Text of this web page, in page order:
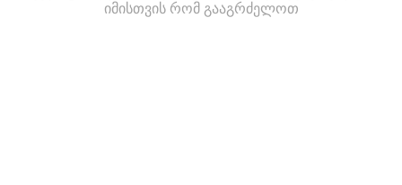
იმისთვის რომ გააგრძელოთ